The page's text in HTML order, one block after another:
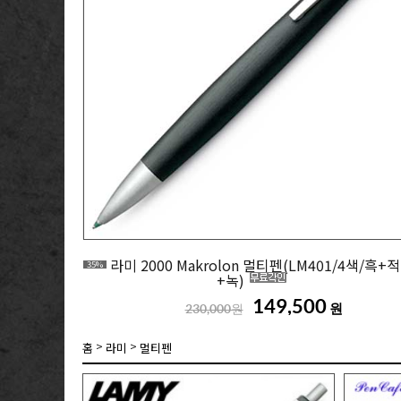
35% 라미 2000 Makrolon 멀티펜(LM401/4색/흑+
+녹)
230,000원 149,500 원
홈 > 라미 > 멀티펜